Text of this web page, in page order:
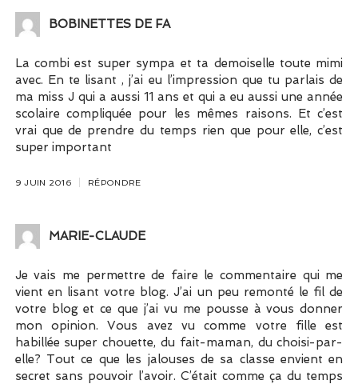
BOBINETTES DE FA
La combi est super sympa et ta demoiselle toute mimi
avec. En te lisant , j’ai eu l’impression que tu parlais de
ma miss J qui a aussi 11 ans et qui a eu aussi une année
scolaire compliquée pour les mêmes raisons. Et c’est
vrai que de prendre du temps rien que pour elle, c’est
super important
9 JUIN 2016 RÉPONDRE
MARIE-CLAUDE
Je vais me permettre de faire le commentaire qui me
vient en lisant votre blog. J’ai un peu remonté le fil de
votre blog et ce que j’ai vu me pousse à vous donner
mon opinion. Vous avez vu comme votre fille est
habillée super chouette, du fait-maman, du choisi-par-
elle? Tout ce que les jalouses de sa classe envient en
secret sans pouvoir l’avoir. C’était comme ça du temps